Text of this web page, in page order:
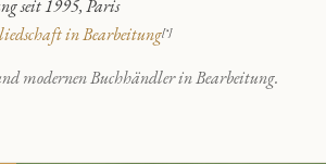
seit 1995, Paris
in Bearbeitung[*]
modernen Buchhändler in Bearbeitung.